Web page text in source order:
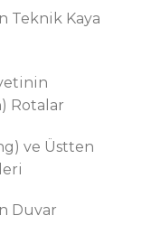
Teknik Kaya
Rotalar
ve Üstten
Duvar